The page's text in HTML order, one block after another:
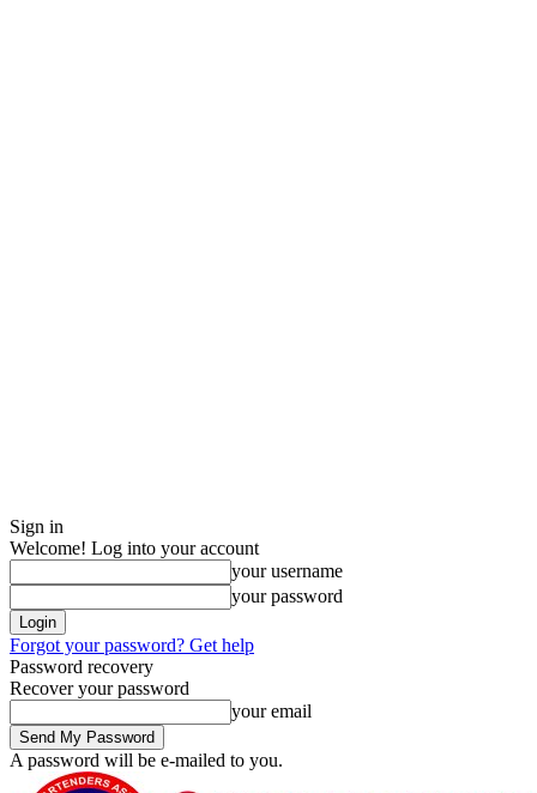
Sign in
Welcome! Log into your account
your username
your password
Forgot your password? Get help
Password recovery
Recover your password
your email
A password will be e-mailed to you.